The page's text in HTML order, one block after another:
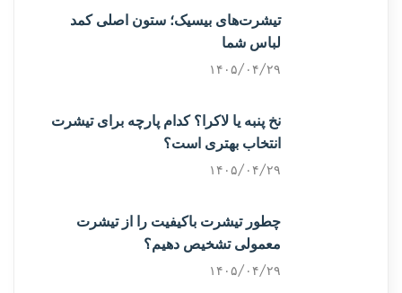
تیشرت‌های بیسیک؛ ستون اصلی کمد
لباس شما
۱۴۰۵/۰۴/۲۹
نخ پنبه یا لاکرا؟ کدام پارچه برای تیشرت
انتخاب بهتری است؟
۱۴۰۵/۰۴/۲۹
چطور تیشرت باکیفیت را از تیشرت
معمولی تشخیص دهیم؟
۱۴۰۵/۰۴/۲۹